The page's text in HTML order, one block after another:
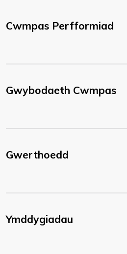
Cwmpas Perfformiad
Gwybodaeth Cwmpas
Gwerthoedd
Ymddygiadau